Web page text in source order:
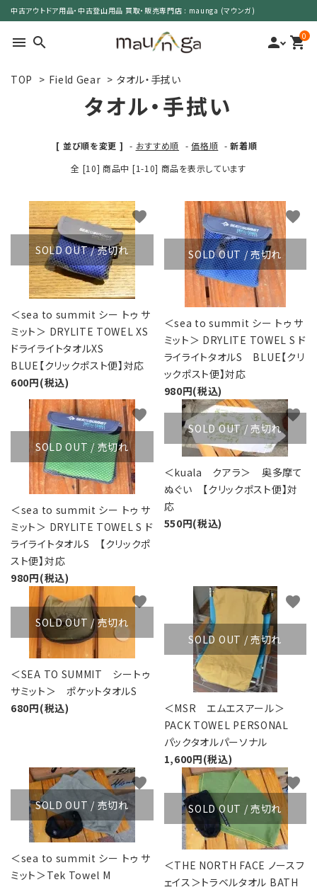
中古アウトドア用品・中古登山用品 買取・販売専門店 : maunga (マウンガ)
menu search person 0
shopping_cart
search
サイズで選ぶ
特集で選ぶ
価格で選ぶ
買取案内
レンタル・修理
店舗情報
POLICY
INFORMATION
ACCOUNT MENU
ようこそ ゲスト 様
meeting_room person 新規会員登録
TOP > Field Gear > タオル・手拭い
タオル・手拭い
[ 並び順を変更 ] - おすすめ順 -価格順 -新着順
全 [10] 商品中 [1-10] 商品を表示しています
SOLD OUT / 売切れ
＜sea to summit シー トゥ サ
ミット＞ DRYLITE TOWEL XS
ドライライトタオルXS
BLUE【クリックポスト便】対応
600円(税込)
favorite
SOLD OUT / 売切れ
＜sea to summit シー トゥ サ
ミット＞ DRYLITE TOWEL S ド
ライライトタオルS BLUE【クリ
ックポスト便】対応
980円(税込)
favorite
SOLD OUT / 売切れ
＜sea to summit シー トゥ サ
ミット＞ DRYLITE TOWEL S ド
ライライトタオルS 【クリックポ
スト便】対応
980円(税込)
favorite
SOLD OUT / 売切れ
＜kuala クアラ＞ 奥多摩て
ぬぐい 【クリックポスト便】対
応
550円(税込)
favorite
SOLD OUT / 売切れ
＜SEA TO SUMMIT シートゥ
サミット＞ ポケットタオルS
680円(税込)
favorite
SOLD OUT / 売切れ
＜MSR エムエスアール＞
PACK TOWEL PERSONAL
パックタオルパーソナル
1,600円(税込)
favorite
SOLD OUT / 売切れ
＜sea to summit シー トゥ サ
ミット＞Tek Towel M
favorite
SOLD OUT / 売切れ
＜THE NORTH FACE ノースフ
ェイス＞トラベルタオル BATH
favorite